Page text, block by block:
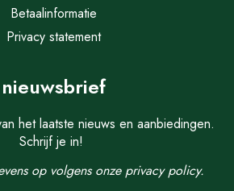
Betaalinformatie
Privacy statement
nieuwsbrief
het laatste nieuws en aanbiedingen.
Schrijf je in!
op volgens onze privacy policy.